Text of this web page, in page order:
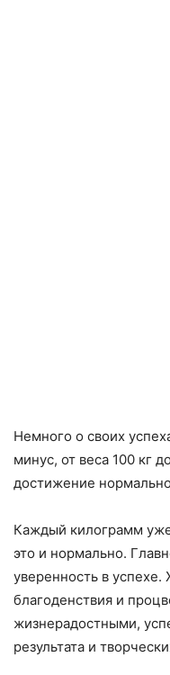
Немного о своих
минус, от веса 100 кг
достижение
Каждый килограмм
это и нормально.
уверенность в
благоденствия и
жизнерадостными,
результата и